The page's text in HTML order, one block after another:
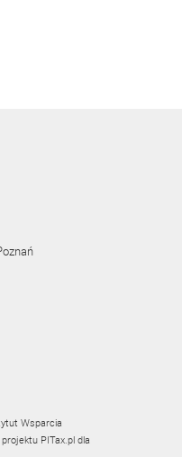
Wsparcia
projektu PITax.pl dla